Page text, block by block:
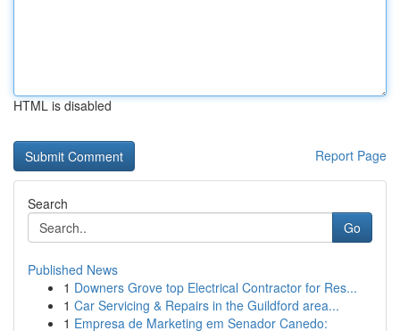
HTML is disabled
Report Page
Search
Go
Published News
1 Downers Grove top Electrical Contractor for Res...
1 Car Servicing & Repairs in the Guildford area...
1 Empresa de Marketing em Senador Canedo: